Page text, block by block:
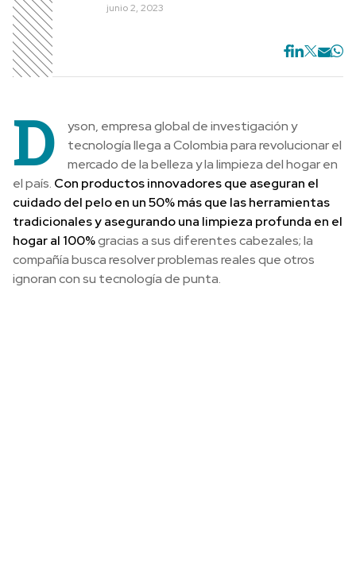
junio 2, 2023
D
yson, empresa global de investigación y
tecnología llega a Colombia para revolucionar el
mercado de la belleza y la limpieza del hogar en
el país. Con productos innovadores que aseguran el
cuidado del pelo en un 50% más que las herramientas
tradicionales y asegurando una limpieza profunda en el
hogar al 100%gracias a sus diferentes cabezales; la
compañía busca resolver problemas reales que otros
ignoran con su tecnología de punta.